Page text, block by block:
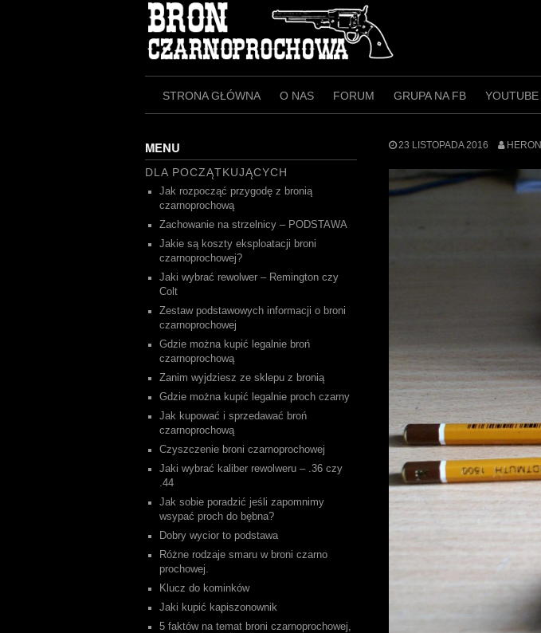
STRONA GŁÓWNA O NAS FORUM GRUPA NA FB YOUTUBE
23 LISTOPADA 2016 HERON
MENU
DLA POCZĄTKUJĄCYCH
Jak rozpocząć przygodę z bronią
czarnoprochową
Zachowanie na strzelnicy – PODSTAWA
Jakie są koszty eksploatacji broni
czarnoprochowej?
Jaki wybrać rewolwer – Remington czy
Colt
Zestaw podstawowych informacji o broni
czarnoprochowej
Gdzie można kupić legalnie broń
czarnoprochową
Zanim wyjdziesz ze sklepu z bronią
Gdzie można kupić legalnie proch czarny
Jak kupować i sprzedawać broń
czarnoprochową
Czyszczenie broni czarnoprochowej
Jaki wybrać kaliber rewolweru – .36 czy
.44
Jak sobie poradzić jeśli zapomnimy
wsypać proch do bębna?
Dobry wycior to podstawa
Różne rodzaje smaru w broni czarno
prochowej.
Klucz do kominków
Jaki kupić kapiszonownik
5 faktów na temat broni czarnoprochowej,